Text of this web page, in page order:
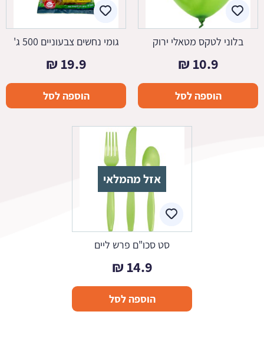
בלוני לטקס מטאלי ירוק
10.9
₪
הוספה לסל
גומי נחשים צבעוניים 500 ג'
19.9
₪
הוספה לסל
אזל מהמלאי
סט סכו"ם פרש ליים
14.9
₪
הוספה לסל